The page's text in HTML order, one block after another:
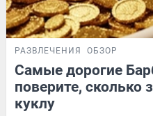
РАЗВЛЕЧЕНИЯ ОБЗОР
Самые дорогие
поверите, сколько
куклу